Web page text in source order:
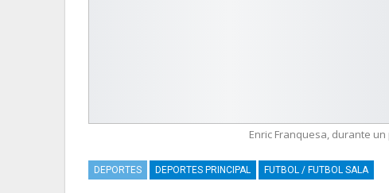
Enric Franquesa, durante
DEPORTES DEPORTES PRINCIPAL FUTBOL / FUTBOL SALA